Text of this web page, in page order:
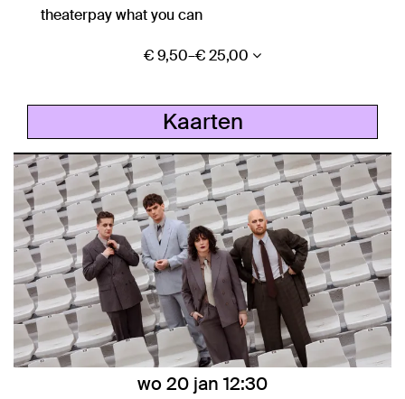
theaterpay what you can
€ 9,50–€ 25,00
Kaarten
wo 20 jan 12:30